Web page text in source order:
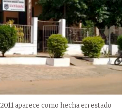
aparece como hecha en estado